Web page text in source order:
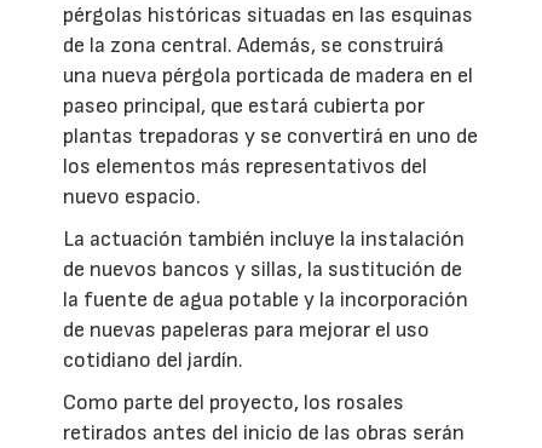
pérgolas históricas situadas en las esquinas
de la zona central. Además, se construirá
una nueva pérgola porticada de madera en el
paseo principal, que estará cubierta por
plantas trepadoras y se convertirá en uno de
los elementos más representativos del
nuevo espacio.
La actuación también incluye la instalación
de nuevos bancos y sillas, la sustitución de
la fuente de agua potable y la incorporación
de nuevas papeleras para mejorar el uso
cotidiano del jardín.
Como parte del proyecto, los rosales
retirados antes del inicio de las obras serán